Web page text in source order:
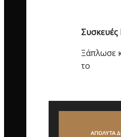
Ξάπλωσε
το
ΑΠΟΛΥΤΑ